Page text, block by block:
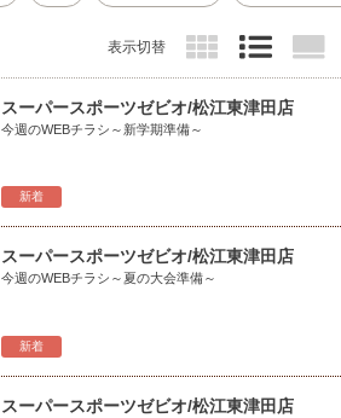
表示切替
新着
スーパースポーツゼビオ/松江東津田店
今週のWEBチラシ～新学期準備～
新着
スーパースポーツゼビオ/松江東津田店
今週のWEBチラシ～夏の大会準備～
スーパースポーツゼビオ/松江東津田店